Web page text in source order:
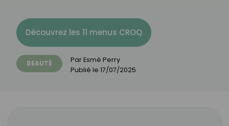
Découvrez les 11 menus CROQ
BEAUTÉ ParEsmé Perry
Publié le 17/07/2025